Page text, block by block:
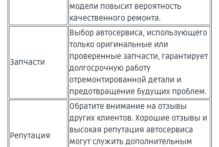
модели повысит вероятность
качественного ремонта.
Запчасти
Выбор автосервиса, использующего
только оригинальные или
проверенные запчасти, гарантирует
долгосрочную работу
отремонтированной детали и
предотвращение будущих проблем.
Репутация
Обратите внимание на отзывы
других клиентов. Хорошие отзывы и
высокая репутация автосервиса
могут служить дополнительным